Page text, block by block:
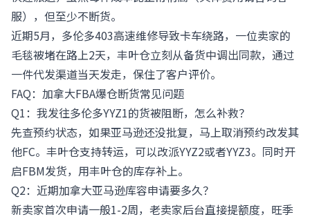
服），但至少不断货。
近期5月，多伦多403高速维修导致卡车绕路，一位卖家的
毛毯被堵在路上2天，丰叶仓立刻从备货中调出同款，通过
一件代发渠道当天发走，保住了客户评价。
FAQ：加拿大FBA爆仓断货常见问题
Q1：我发往多伦多YYZ1的货被阻断，怎么补救？
先查预约状态，如果亚马逊还没批复，马上取消预约改发其
他FC。丰叶仓支持转运，可以改派YYZ2或者YYZ3。同时开
启FBM发货，用丰叶仓的库存补上。
Q2：近期加拿大亚马逊库容申请要多久？
新卖家首次申请一般1-2周，老卖家后台直接提额度，旺季